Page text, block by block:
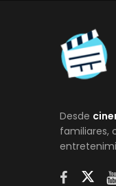
Desde
familiares,